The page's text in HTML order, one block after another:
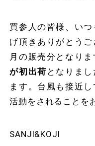
買参人の皆様、い
げ頂きありがとう
月の販売分となり
が初出荷 となりま
ます。台風も接近
活動をされることを
SANJI&KOJI